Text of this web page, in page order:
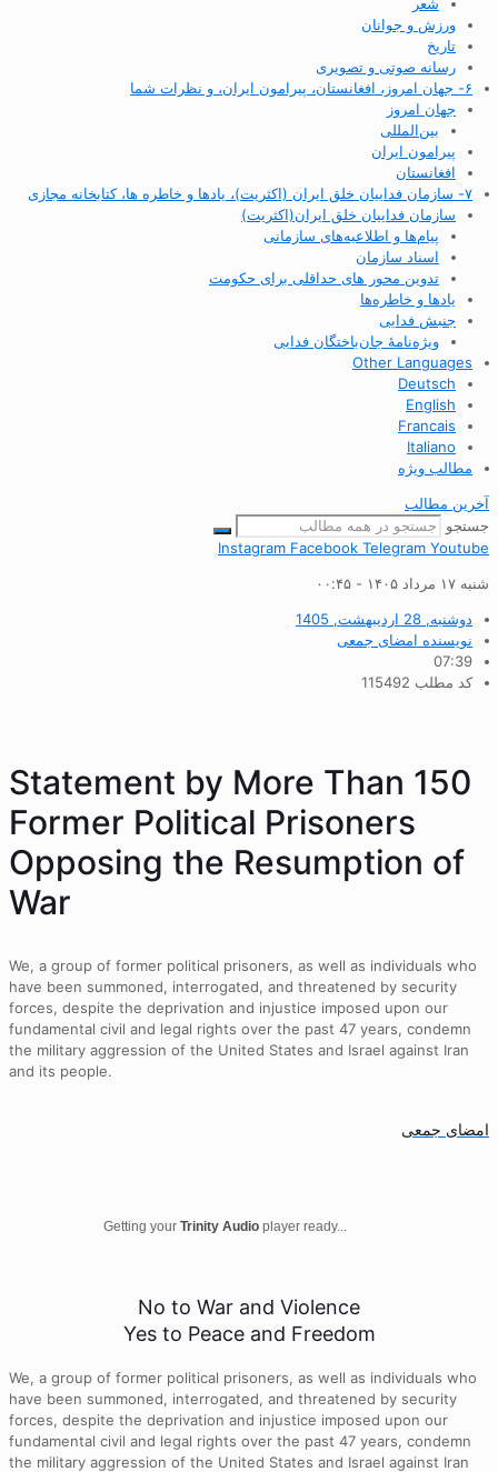
ورزش و جوانان
تاریخ
رسانه صوتی و تصویری
۶- جهان امروز، افغانستان، پیرامون ایران، و نظرات شما
جهان امروز
بین‌المللی
پیرامون ایران
افغانستان
۷- سازمان فداییان خلق ایران (اکثریت)، یادها و خاطره ها، کتابخانه مجازی
سازمان فداییان خلق ایران(اکثریت)
پیام‌ها و اطلاعیه‌های سازمانی
اسناد سازمان
تدوین محور های حداقلی برای حکومت
یادها و خاطره‌ها
جنبش فدایی
ویژه‌نامهٔ جان‌باختگان فدایی
Other Languages
Deutsch
English
Francais
Italiano
مطالب ویژه
آخرین مطالب
جستجو
Instagram Facebook Telegram Youtube
شنبه ۱۷ مرداد ۱۴۰۵ - ۰۰:۴۵
دوشنبه, 28 اردیبهشت, 1405
نویسنده امضای جمعی
07:39
کد مطلب 115492
Statement by More Than 150
Former Political Prisoners
Opposing the Resumption of
War
We, a group of former political prisoners, as well as individuals who
have been summoned, interrogated, and threatened by security
forces, despite the deprivation and injustice imposed upon our
fundamental civil and legal rights over the past 47 years, condemn
the military aggression of the United States and Israel against Iran
and its people.
امضای جمعی
Getting your Trinity Audio player ready...
No to War and Violence
Yes to Peace and Freedom
We, a group of former political prisoners, as well as individuals who
have been summoned, interrogated, and threatened by security
forces, despite the deprivation and injustice imposed upon our
fundamental civil and legal rights over the past 47 years, condemn
the military aggression of the United States and Israel against Iran